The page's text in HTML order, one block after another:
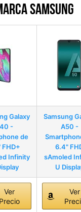
Samsung
Galaxy
-
de
FHD+
Infinity
Samsung
A50 -
6.4"
sAmoled
U
Ver
Precio
Ver